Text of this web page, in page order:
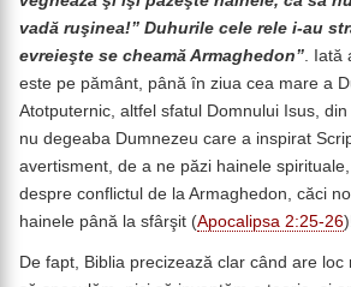
vadă ruşinea!” Duhurile cele rele i-au
evreieşte se cheamă Armaghedon” .
este pe pământ, până în ziua cea mare a
Atotputernic, altfel sfatul Domnului Isus, din
nu degeaba Dumnezeu care a inspirat
avertisment, de a ne păzi hainele
despre conflictul de la Armaghedon, căci
hainele până la sfârşit (Apocalipsa 2:25-26
De fapt, Biblia precizează clar când are